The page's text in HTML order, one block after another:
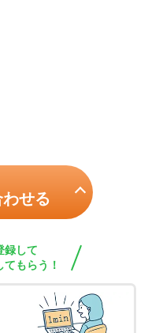
せる
録して
もらう！